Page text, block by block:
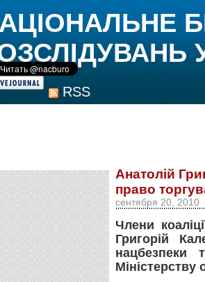
RSS
Анатолій
право
сентября 20, 2010
Члени
Григорій
нацбезпеки